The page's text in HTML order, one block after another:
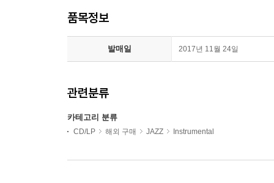
품목정보
발매일 2017년 11월 24일
관련분류
카테고리 분류
CD/LP 해외 구매 JAZZ Instrumental